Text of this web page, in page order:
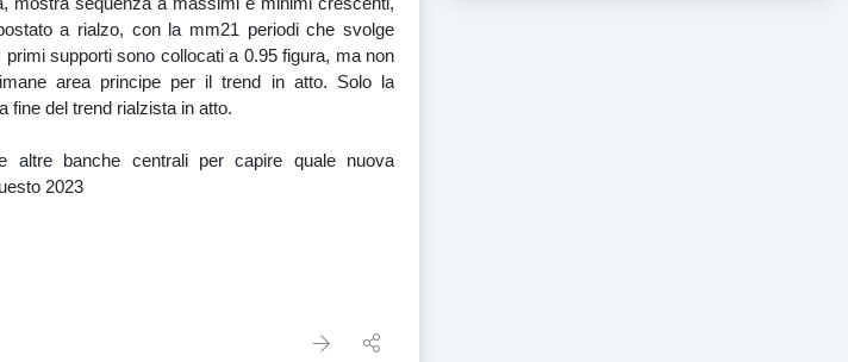
a rialzo, con la mm21 periodi che svolge
supporti sono collocati a 0.95 figura, ma non
area principe per il trend in atto. Solo la
fine del trend rialzista in atto.
altre banche centrali per capire quale nuova
2023